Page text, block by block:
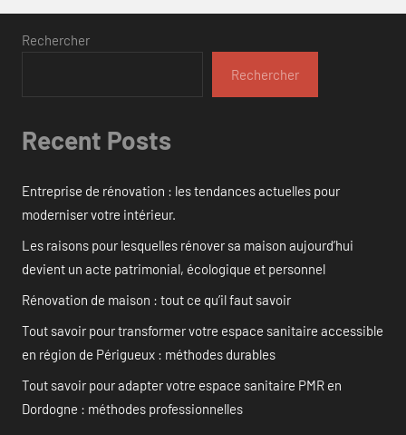
Rechercher
Rechercher
Recent Posts
Entreprise de rénovation : les tendances actuelles pour
moderniser votre intérieur.
Les raisons pour lesquelles rénover sa maison aujourd’hui
devient un acte patrimonial, écologique et personnel
Rénovation de maison : tout ce qu’il faut savoir
Tout savoir pour transformer votre espace sanitaire accessible
en région de Périgueux : méthodes durables
Tout savoir pour adapter votre espace sanitaire PMR en
Dordogne : méthodes professionnelles